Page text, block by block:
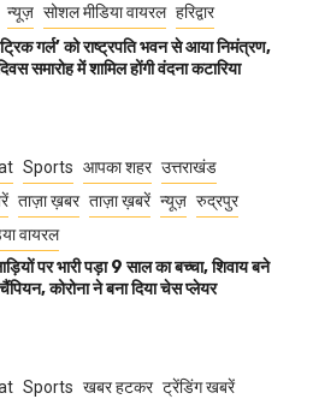
न्यूज़ सोशल मीडिया वायरल हरिद्वार
गर्ल’ को राष्ट्रपति भवन से आया निमंत्रण,
समारोह में शामिल होंगी वंदना कटारिया
Sports आपका शहर उत्तराखंड
ताज़ा ख़बर ताज़ा ख़बरें न्यूज़ रुद्रपुर
वायरल
पर भारी पड़ा 9 साल का बच्चा, शिवाय बने
कोरोना ने बना दिया चेस प्लेयर
Sports खबर हटकर ट्रेंडिंग खबरें